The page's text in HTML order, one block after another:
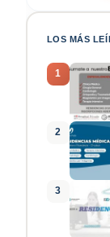
LOS MÁS
1
2
3